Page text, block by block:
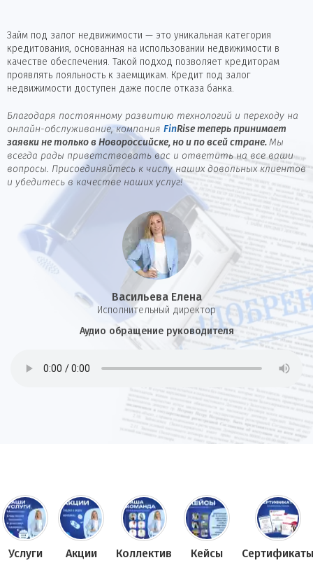
Займ под залог недвижимости — это уникальная категория
кредитования, основанная на использовании недвижимости в
качестве обеспечения. Такой подход позволяет кредиторам
проявлять лояльность к заемщикам. Кредит под залог
недвижимости доступен даже после отказа банка.
Благодаря постоянному развитию технологий и переходу на
онлайн-обслуживание, компания FinRise теперь принимает
заявки не только в Новороссийске, но и по всей стране. Мы
всегда рады приветствовать вас и ответить на все ваши
вопросы. Присоединяйтесь к числу наших довольных клиентов
и убедитесь в качестве наших услуг!
Васильева Елена
И сполнительный директор
Аудио обращение руководителя
Услуги Акции Коллектив Кейсы Сертификаты